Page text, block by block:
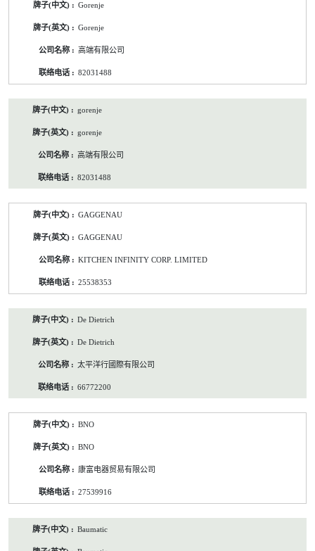
Gorenje
Gorenje
高端有限公司
82031488
gorenje
gorenje
高端有限公司
82031488
GAGGENAU
GAGGENAU
KITCHEN INFINITY CORP. LIMITED
25538353
De Dietrich
De Dietrich
太平洋行國際有限公司
66772200
BNO
BNO
康富电器贸易有限公司
27539916
Baumatic